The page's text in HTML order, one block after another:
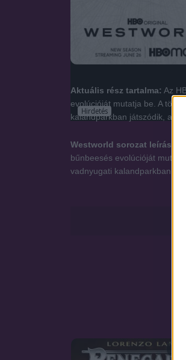
Hirdetés
Aktuális rész tartalma: Az
evolúcióját mutatja be. A
kalandparkban játszódik,
Westworld sorozat leírása:
bűnbeesés evolúcióját
vadnyugati kalandparkban